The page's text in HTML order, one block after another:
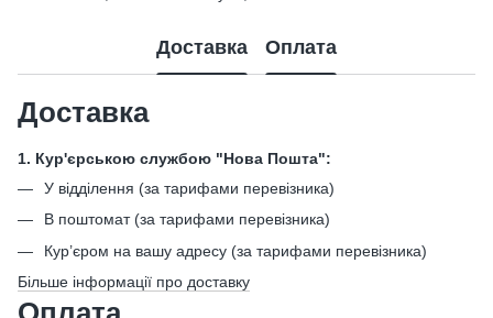
Доставка Оплата
Доставка
1. Кур'єрською службою "Нова Пошта":
У відділення (за тарифами перевізника)
В поштомат (за тарифами перевізника)
Кур’єром на вашу адресу (за тарифами перевізника)
Більше інформації про доставку